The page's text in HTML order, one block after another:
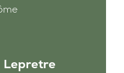
Lepretre